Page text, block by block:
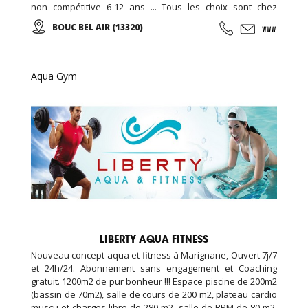
non compétitive 6-12 ans ... Tous les choix sont chez
EDENKIDS !
BOUC BEL AIR (13320)
Aqua Gym
LIBERTY AQUA FITNESS
Nouveau concept aqua et fitness à Marignane, Ouvert 7j/7
et 24h/24. Abonnement sans engagement et Coaching
gratuit. 1200m2 de pur bonheur !!! Espace piscine de 200m2
(bassin de 70m2), salle de cours de 200 m2, plateau cardio